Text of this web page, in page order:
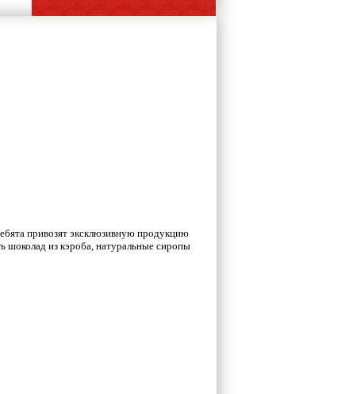
привозят эксклюзивную продукцию
шоколад из кэроба, натуральные сиропы